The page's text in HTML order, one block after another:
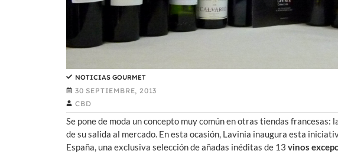
NOTICIAS GOURMET
30 SEPTIEMBRE, 2013
CBD
Se pone de moda un concepto muy común en otras tiendas francesas:
de su salida al mercado. En esta ocasión, Lavinia inaugura esta
España, una exclusiva selección de añadas inéditas de 13 vinos